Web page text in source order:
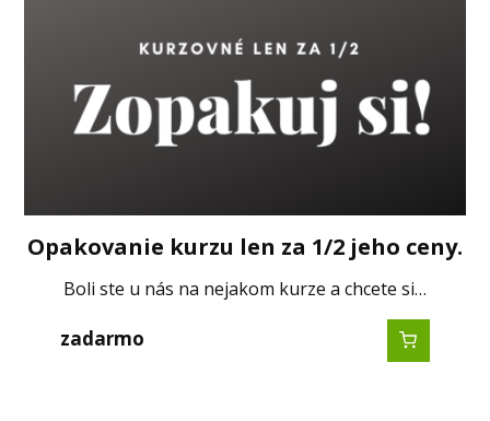
Opakovanie kurzu len za 1/2 jeho ceny.
Boli ste u nás na nejakom kurze a chcete si…
zadarmo